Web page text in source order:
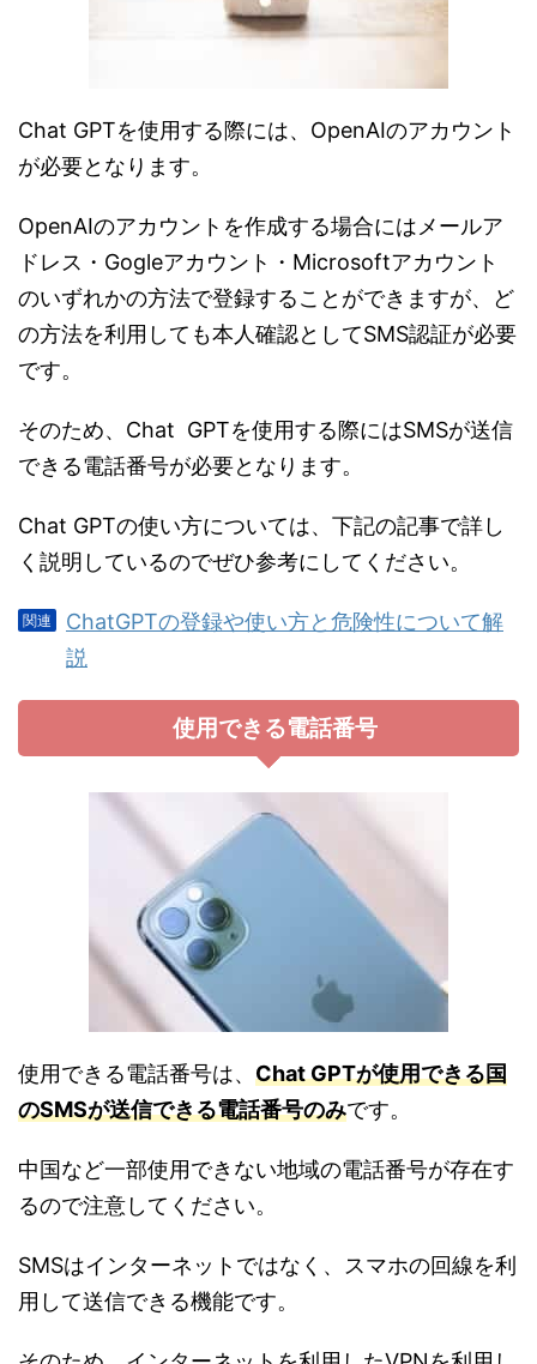
Chat GPTを使用する際には、OpenAIのアカウント
が必要となります。
OpenAIのアカウントを作成する場合にはメールア
ドレス・Gogleアカウント・Microsoftアカウント
のいずれかの方法で登録することができますが、ど
の方法を利用しても本人確認としてSMS認証が必要
です。
そのため、Chat GPTを使用する際にはSMSが送信
できる電話番号が必要となります。
Chat GPTの使い方については、下記の記事で詳し
く説明しているのでぜひ参考にしてください。
ChatGPTの登録や使い方と危険性について解
説
使用できる電話番号
使用できる電話番号は、 Chat GPTが使用できる国
のSMSが送信できる電話番号のみです。
中国など一部使用できない地域の電話番号が存在す
るので注意してください。
SMSはインターネットではなく、スマホの回線を利
用して送信できる機能です。